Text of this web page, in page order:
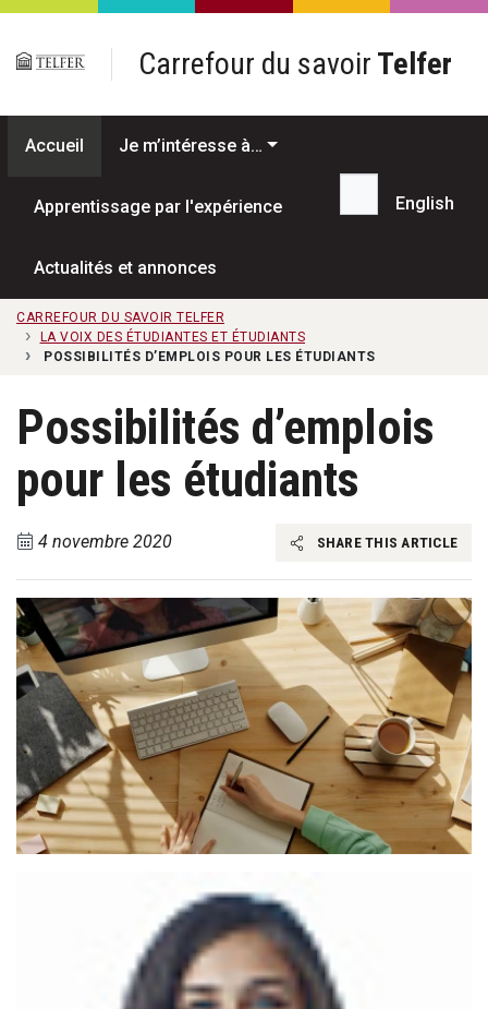
Passer au contenu principal
Carrefour du savoir Telfer
Accueil Je m’intéresse à…
Apprentissage par l'expérience
Actualités et annonces
Recherche...
English
CARREFOUR DU SAVOIR TELFER
LA VOIX DES ÉTUDIANTES ET ÉTUDIANTS
POSSIBILITÉS D’EMPLOIS POUR LES ÉTUDIANTS
Possibilités d’emplois
pour les étudiants
4 novembre 2020 SHARE THIS ARTICLE